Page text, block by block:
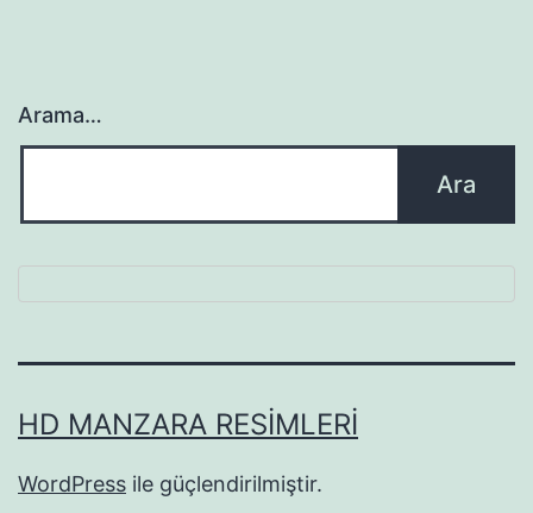
Arama…
HD MANZARA RESIMLERI
WordPress ile güçlendirilmiştir.